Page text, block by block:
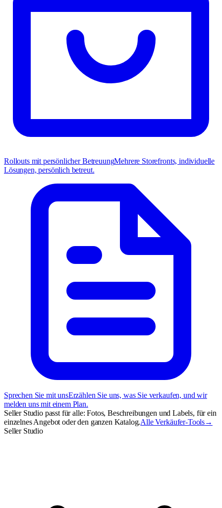
Rollouts mit persönlicher BetreuungMehrere Storefronts, individuelle
Lösungen, persönlich betreut.
Sprechen Sie mit unsErzählen Sie uns, was Sie verkaufen, und wir
melden uns mit einem Plan.
Seller Studio passt für alle: Fotos, Beschreibungen und Labels, für ein
einzelnes Angebot oder den ganzen Katalog.Alle Verkäufer-Tools→
Seller Studio